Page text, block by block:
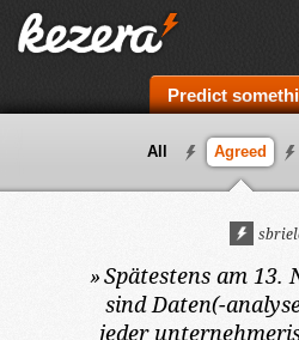
Predict
All Agreed
»Spätestens am 13.
sind Daten(-
jeder